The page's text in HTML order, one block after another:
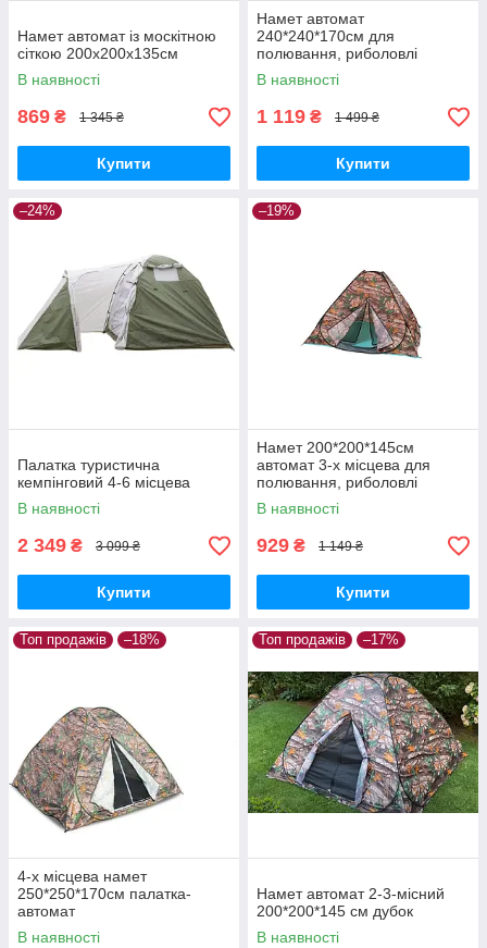
Намет автомат із москітною
сіткою 200x200x135см
В наявності
869 ₴ 1 345 ₴
Купити
Намет автомат
240*240*170см для
полювання, риболовлі
туризму
В наявності
1 119 ₴ 1 499 ₴
Купити
–24%
Палатка туристична
кемпінговий 4-6 місцева
В наявності
2 349 ₴ 3 099 ₴
Купити
–19%
Намет 200*200*145см
автомат 3-х місцева для
полювання, риболовлі
туризму
В наявності
929 ₴ 1 149 ₴
Купити
Топ продажів –18%
4-х місцева намет
250*250*170cм палатка-
автомат
В наявності
Топ продажів –17%
Намет автомат 2-3-місний
200*200*145 см дубок
В наявності